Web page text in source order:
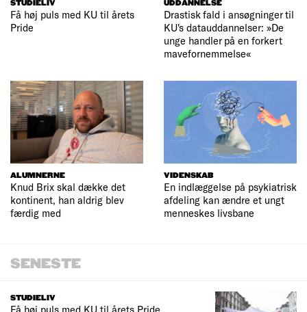
STUDIELIV
Få høj puls med KU til årets
Pride
UDDANNELSE
Drastisk fald i ansøgninger til
KU's datauddannelser: »De
unge handler på en forkert
mavefornemmelse«
ALUMNERNE
Knud Brix skal dække det
kontinent, han aldrig blev
færdig med
VIDENSKAB
En indlæggelse på psykiatrisk
afdeling kan ændre et ungt
menneskes livsbane
SENESTE
STUDIELIV
Få høj puls med KU til årets Pride